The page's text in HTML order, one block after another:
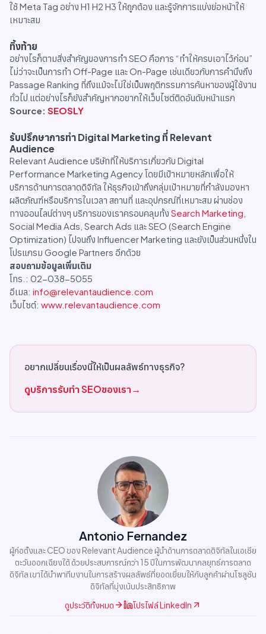
ใช้ Meta Tag อย่าง H1 H2 H3 ให้ถูกต้อง และรู้จักการแบ่งย่อหน้าให้
เหมาะสม
ทิ้งท้าย
อย่างไรก็ตามสิ่งสำคัญของการทำ SEO คือการ “ทำให้ครบเอาไว้ก่อน”
ไม่ว่าจะเป็นการทำ Off-Page และ On-Page เช่นเดียวกับการคำนึงถึง
Passage Ranking ที่ถึงแม้จะไม่ใช่เป็นพฤติกรรมการค้นหาของผู้ใช้งาน
ทั่วไป แต่อย่างไรก็ยังสำคัญหากอยากให้เว็บไซต์ติดอันดับหน้าแรก
Source: SEOSLY
รับปรึกษาการทำ Digital Marketing ที่ Relevant
Audience
Relevant Audience บริษัทที่ให้บริการเกี่ยวกับ Digital
Performance Marketing Agency โดยมีเป้าหมายหลักเพื่อให้
บริการด้านการตลาดดิจิทัล ให้ธุรกิจเข้าถึงกลุ่มเป้าหมายที่กำลังมองหา
ผลิตภัณฑ์หรือบริการในเวลา สถานที่ และอุปกรณ์ที่เหมาะสม ผ่านช่อง
ทางออนไลน์ต่างๆ บริการของเราครอบคลุมทั้ง Search Marketing
Social Media Ads, Search Ads และ SEO (Search Engine
Optimization) ไปจนถึง Influencer Marketing และยังเป็นส่วนหนึ่งใน
โปรแกรม Google Partners อีกด้วย
สอบถามข้อมูลเพิ่มเติม
โทร.: 02-038-5055
อีเมล: info@relevantaudience.com
เว็บไซต์: www.relevantaudience.com
อยากเปลี่ยนเรื่องนี้ให้เป็นผลลัพธ์ทางธุรกิจ?
ดูบริการรับทำ SEOของเรา→
Antonio Fernandez
ผู้ก่อตั้งและ CEO ของ Relevant Audience ผู้นำด้านการตลาดดิจิทัลในเอเชีย
ตะวันออกเฉียงใต้ ด้วยประสบการณ์กว่า 15 ปีในการพัฒนากลยุทธ์การตลาด
ดิจิทัล เขาได้นำพาทีมงานในการสร้างผลลัพธ์ที่ยอดเยี่ยมให้กับลูกค้าผ่านโซลูชัน
ดิจิทัลที่มุ่งเน้นประสิทธิภาพ
ดูประวัติทั้งหมด
โปรไฟล์ LinkedIn